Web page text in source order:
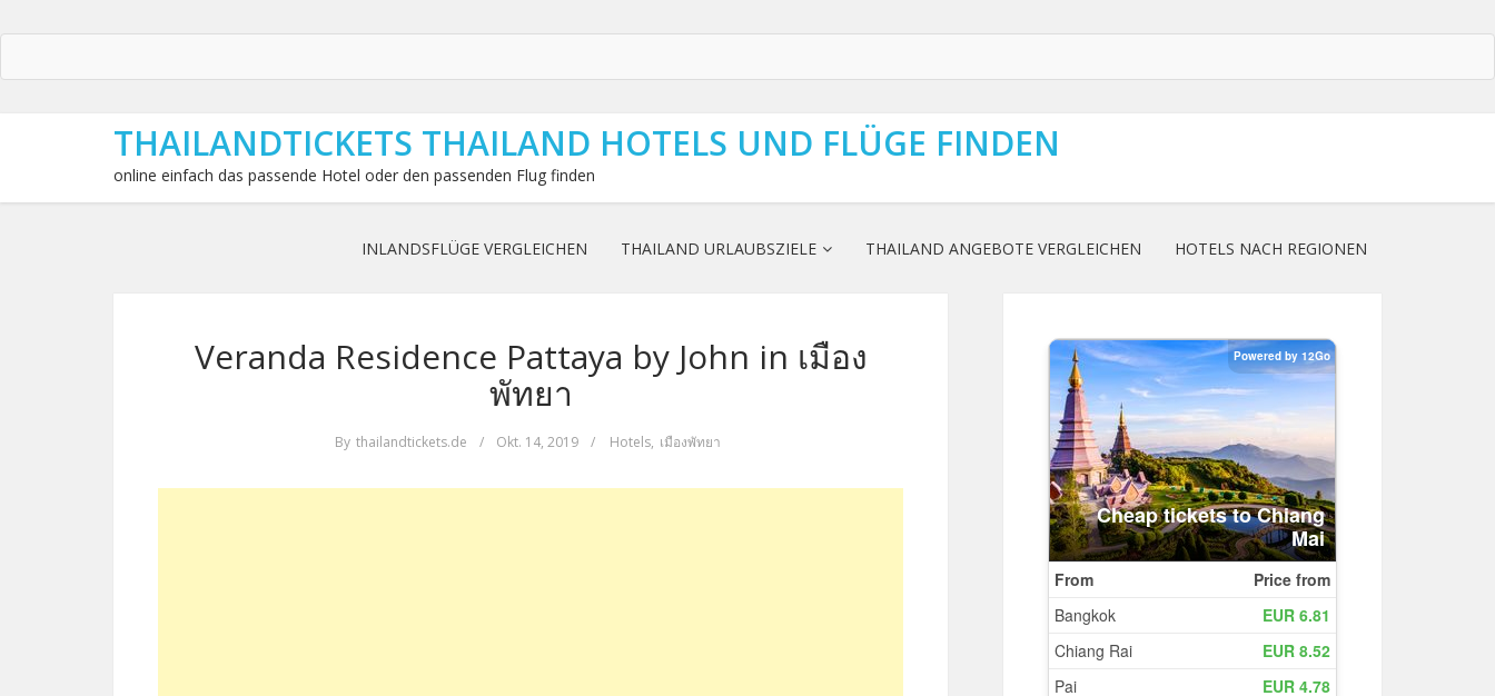
THAILANDTICKETS THAILAND HOTELS UND FLÜGE FINDEN
online einfach das passende Hotel oder den passenden Flug finden
INLANDSFLÜGE VERGLEICHEN THAILAND URLAUBSZIELE THAILAND ANGEBOTE VERGLEICHEN HOTELS NACH REGIONEN
Veranda Residence Pattaya by John in เมือง
พัทยา
By thailandtickets.de / Okt. 14, 2019 / Hotels, เมืองพัทยา